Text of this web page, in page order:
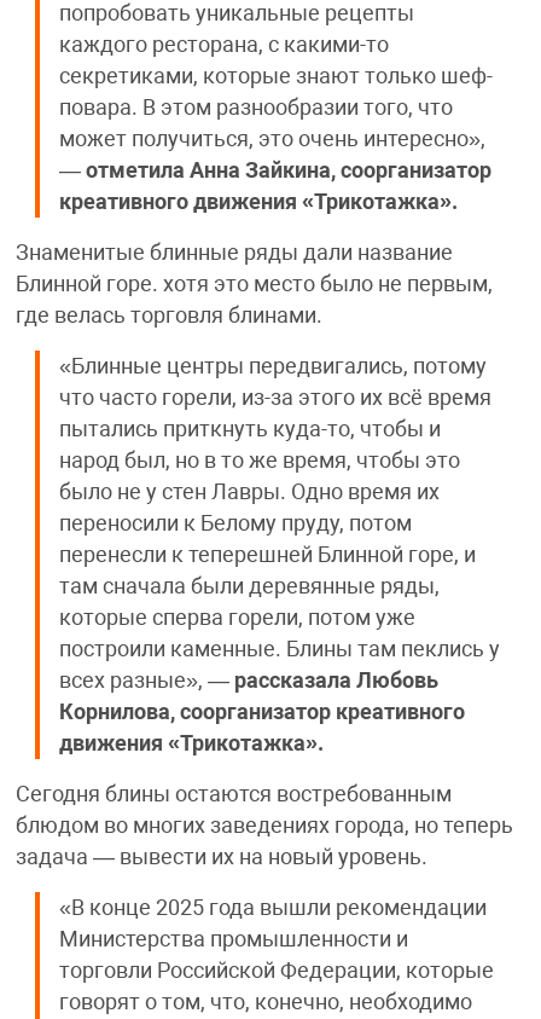
попробовать уникальные рецепты
каждого ресторана, с какими-то
секретиками, которые знают только шеф-
повара. В этом разнообразии того, что
может получиться, это очень интересно»,
—отметила Анна Зайкина, соорганизатор
креативного движения «Трикотажка».
Знаменитые блинные ряды дали название
Блинной горе. хотя это место было не первым,
где велась торговля блинами.
«Блинные центры передвигались, потому
что часто горели, из-за этого их всё время
пытались приткнуть куда-то, чтобы и
народ был, но в то же время, чтобы это
было не у стен Лавры. Одно время их
переносили к Белому пруду, потом
перенесли к теперешней Блинной горе, и
там сначала были деревянные ряды,
которые сперва горели, потом уже
построили каменные. Блины там пеклись у
всех разные», —рассказала Любовь
Корнилова, соорганизатор креативного
движения «Трикотажка».
Сегодня блины остаются востребованным
блюдом во многих заведениях города, но теперь
задача — вывести их на новый уровень.
«В конце 2025 года вышли рекомендации
Министерства промышленности и
торговли Российской Федерации, которые
говорят о том, что, конечно, необходимо